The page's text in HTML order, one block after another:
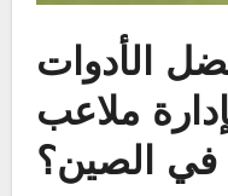
الأدوات
ملاعب
في الصين؟